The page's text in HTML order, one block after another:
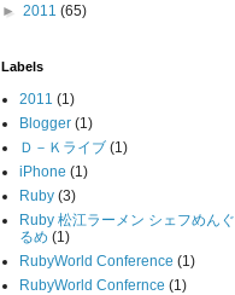
► 2011 (65)
Labels
2011 (1)
Blogger (1)
Ｄ－Ｋライブ (1)
iPhone (1)
Ruby (3)
Ruby 松江ラーメン シェフめんぐ
るめ (1)
RubyWorld Conference (1)
RubyWorld Confernce (1)